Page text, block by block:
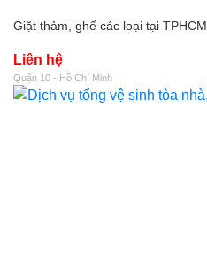
Giặt thảm, ghế các loại tại TPHCM
Liên hệ
Quận 10 - Hồ Chí Minh